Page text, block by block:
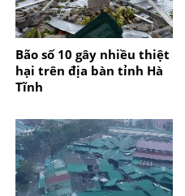
Bão số 10 gây nhiều thiệt
hại trên địa bàn tỉnh Hà
Tĩnh